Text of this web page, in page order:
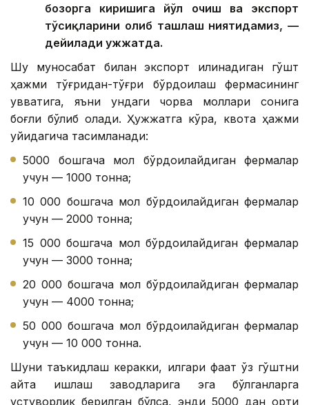
бозорга киришига йўл очиш ва экспорт
тўсиқларини олиб ташлаш ниятидамиз, —
дейилади ҳужжатда.
Шу муносабат билан экспорт қилинадиган гўшт
ҳажми тўғридан-тўғри бўрдоқилаш фермасининг
қувватига, яъни ундаги чорва моллари сонига
боғлиқ бўлиб қолади. Ҳужжатга кўра, квота ҳажми
қуйидагича тақсимланади:
5000 бошгача мол бўрдоқилайдиган фермалар
учун — 1000 тонна;
10 000 бошгача мол бўрдоқилайдиган фермалар
учун — 2000 тонна;
15 000 бошгача мол бўрдоқилайдиган фермалар
учун — 3000 тонна;
20 000 бошгача мол бўрдоқилайдиган фермалар
учун — 4000 тонна;
50 000 бошгача мол бўрдоқилайдиган фермалар
учун — 10 000 тонна.
Шуни таъкидлаш керакки, илгари фақат ўз гўштни
қайта ишлаш заводларига эга бўлганларга
устуворлик берилган бўлса, энди 5000 дан ортиқ